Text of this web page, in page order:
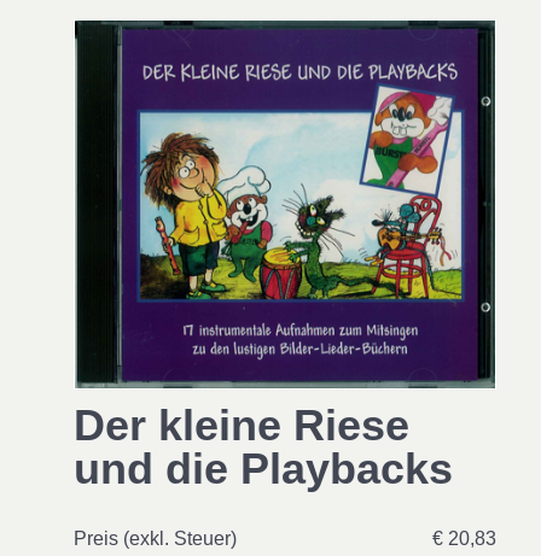
Der kleine Riese
und die Playbacks
Preis (exkl. Steuer)
€ 20,83